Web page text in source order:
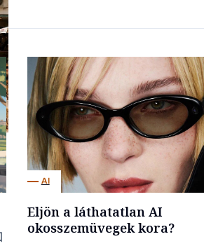
AI
Eljön a láthatatlan AI
okosszemüvegek kora?